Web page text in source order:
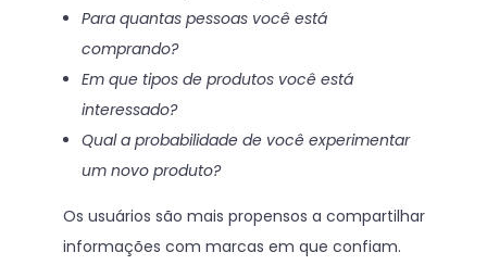
Para quantas pessoas você está
comprando?
Em que tipos de produtos você está
interessado?
Qual a probabilidade de você experimentar
um novo produto?
Os usuários são mais propensos a compartilhar
informações com marcas em que confiam.